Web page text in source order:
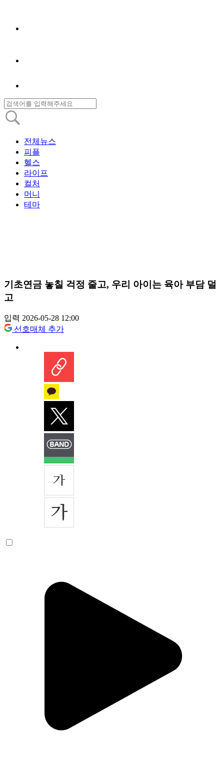
전체뉴스
피플
헬스
라이프
컬처
머니
테마
기초연금 놓칠 걱정 줄고, 우리 아이는 육아 부담 덜
고
입력 2026-05-28 12:00
선호매체 추가